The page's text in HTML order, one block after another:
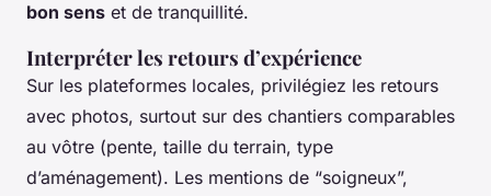
bon sens et de tranquillité.
Interpréter les retours d’expérience
Sur les plateformes locales, privilégiez les retours
avec photos, surtout sur des chantiers comparables
au vôtre (pente, taille du terrain, type
d’aménagement). Les mentions de “soigneux”,